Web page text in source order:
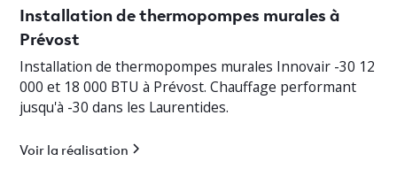
Installation de thermopompes murales à
Prévost
Installation de thermopompes murales Innovair -30 12
000 et 18 000 BTU à Prévost. Chauffage performant
jusqu'à -30 dans les Laurentides.
Voir la réalisation